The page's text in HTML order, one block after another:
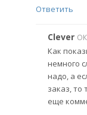
Ответить
Clever
Как
немного
надо, а
заказ, то
еще